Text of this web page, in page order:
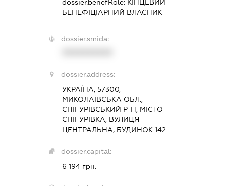
dossier.benefRole: КІНЦЕВИЙ
БЕНЕФІЦІАРНИЙ ВЛАСНИК
dossier.smida:
dossier.address:
УКРАЇНА, 57300,
МИКОЛАЇВСЬКА ОБЛ.,
СНІГУРІВСЬКИЙ Р-Н, МІСТО
СНІГУРІВКА, ВУЛИЦЯ
ЦЕНТРАЛЬНА, БУДИНОК 142
dossier.capital:
6 194 грн.